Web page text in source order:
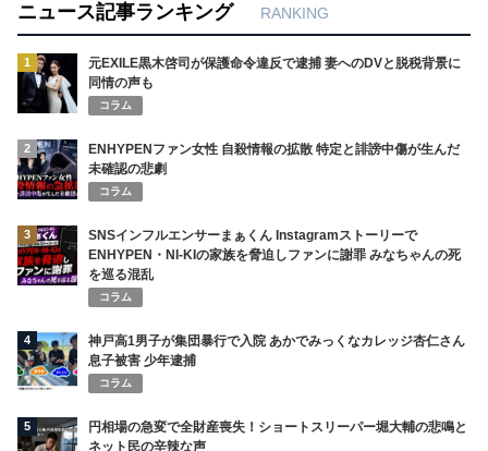
ニュース記事ランキング RANKING
1
元EXILE黒木啓司が保護命令違反で逮捕 妻へのDVと脱税背景に
同情の声も
コラム
2
ENHYPENファン女性 自殺情報の拡散 特定と誹謗中傷が生んだ
未確認の悲劇
コラム
3
SNSインフルエンサーまぁくん Instagramストーリーで
ENHYPEN・NI-KIの家族を脅迫しファンに謝罪 みなちゃんの死
を巡る混乱
コラム
4
神戸高1男子が集団暴行で入院 あかでみっくなカレッジ杏仁さん
息子被害 少年逮捕
コラム
5
円相場の急変で全財産喪失！ショートスリーパー堀大輔の悲鳴と
ネット民の辛辣な声